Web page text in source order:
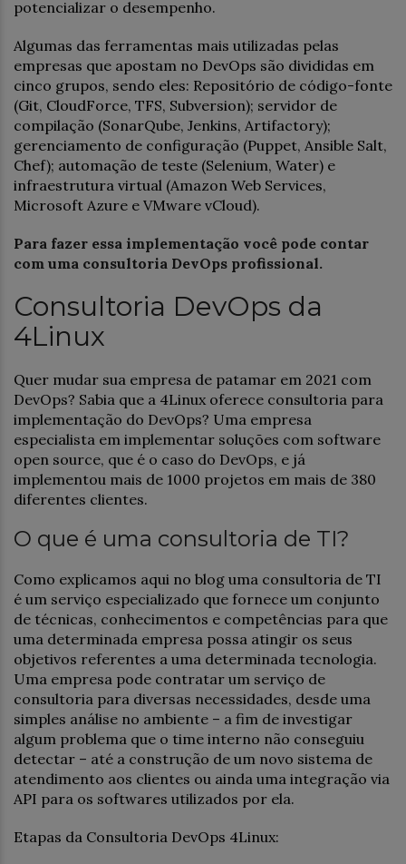
potencializar o desempenho.
Algumas das ferramentas mais utilizadas pelas
empresas que apostam no DevOps são divididas em
cinco grupos, sendo eles: Repositório de código-fonte
(Git, CloudForce, TFS, Subversion); servidor de
compilação (SonarQube, Jenkins, Artifactory);
gerenciamento de configuração (Puppet, Ansible Salt,
Chef); automação de teste (Selenium, Water) e
infraestrutura virtual (Amazon Web Services,
Microsoft Azure e VMware vCloud).
Para fazer essa implementação você pode contar
com uma consultoria DevOps profissional.
Consultoria DevOps da
4Linux
Quer mudar sua empresa de patamar em 2021 com
DevOps? Sabia que a 4Linux oferece consultoria para
implementação do DevOps? Uma empresa
especialista em implementar soluções com software
open source, que é o caso do DevOps, e já
implementou mais de 1000 projetos em mais de 380
diferentes clientes.
O que é uma consultoria de TI?
Como explicamos aqui no blog uma consultoria de TI
é um serviço especializado que fornece um conjunto
de técnicas, conhecimentos e competências para que
uma determinada empresa possa atingir os seus
objetivos referentes a uma determinada tecnologia.
Uma empresa pode contratar um serviço de
consultoria para diversas necessidades, desde uma
simples análise no ambiente – a fim de investigar
algum problema que o time interno não conseguiu
detectar – até a construção de um novo sistema de
atendimento aos clientes ou ainda uma integração via
API para os softwares utilizados por ela.
Etapas da Consultoria DevOps 4Linux: